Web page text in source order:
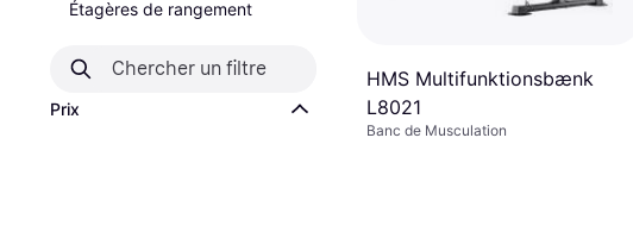
Étagères de rangement
Prix
HMS Multifunktionsbænk
L8021
Banc de Musculation